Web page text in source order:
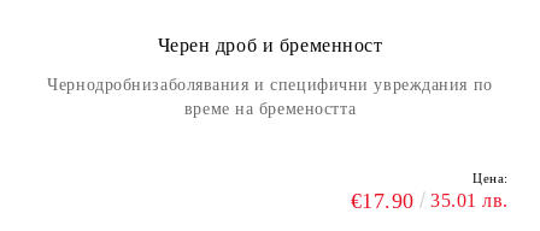
Черен дроб и бременност
Чернодробнизаболявания и специфични увреждания по
време на бремеността
Цена:
€17.90 35.01 лв.